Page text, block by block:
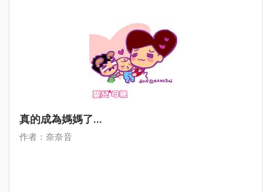
真的成為媽媽了...
作者：奈奈音